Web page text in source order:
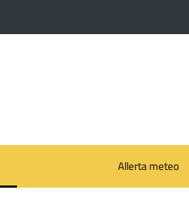
Allerta meteo